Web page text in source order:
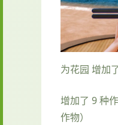
为花园 增加
增加了 9 种
作物）